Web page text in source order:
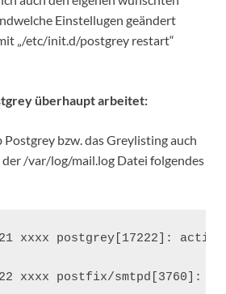
Einstellugen geändert
„/etc/init.d/postgrey restart“
überhaupt arbeitet:
bzw. das Greylisting auch
/var/log/mail.log Datei folgendes
xxxx postgrey[17222]:
xxxx postfix/smtpd[3760]: